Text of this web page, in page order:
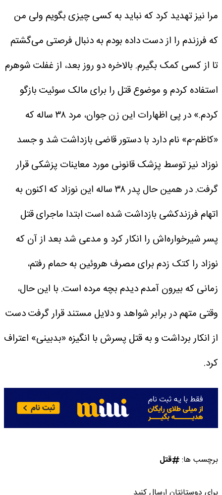
مرا نیز تهدید کرد که نباید به کسی چیزی بگویم ولی من
که فرزندم را از دست داده بودم به دنبال فرصتی می‌گشتم
تا از کسی کمک بگیرم. بالاخره دو روز بعد، از غفلت شوهرم
استفاده کردم و موضوع قتل را برای مالک سوئیت بازگو
کردم.»
در پی اظهارات این زن جوان، مرد ۳۸ ساله که
«کاظم-م» نام دارد با دستور قاضی بازداشت شد و جسد
نوزاد نیز توسط پزشک قانونی مورد معاینات پزشکی قرار
گرفت.
در همین حال پدر ۳۸ ساله این نوزاد که اکنون به
اتهام فرزندکشی بازداشت شده است ابتدا ماجرای قتل
پسر شیرخواره‌اش را انکار کرد و مدعی شد بعد از آن که
نوزاد را کتک زدم برای مصرف هروئین به حمام رفتم،
زمانی که بیرون آمدم دیدم بچه مرده است. با این حال،
وقتی متهم در برابر شواهد و دلایل مستند قرار گرفت دست
از انکار برداشت و به قتل پسرش با انگیزه «بدبینی» اعتراف
کرد.
برچسب ها: قتل